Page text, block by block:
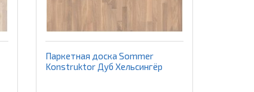
Паркетная доска Sommer
Konstruktor Дуб Хельсингёр